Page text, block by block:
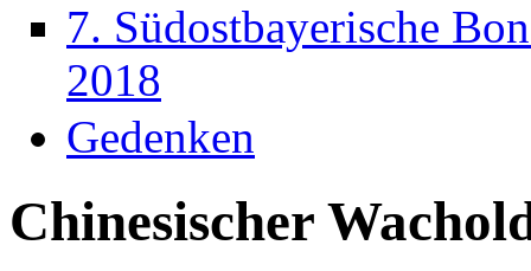
7. Südostbayerische
2018
Gedenken
Chinesischer